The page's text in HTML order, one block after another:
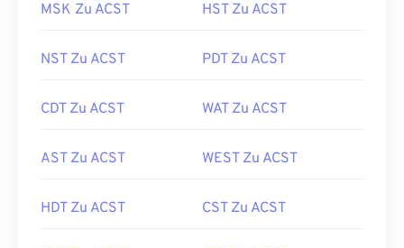
MSK Zu ACST HST Zu ACST
NST Zu ACST PDT Zu ACST
CDT Zu ACST WAT Zu ACST
AST Zu ACST WEST Zu ACST
HDT Zu ACST CST Zu ACST